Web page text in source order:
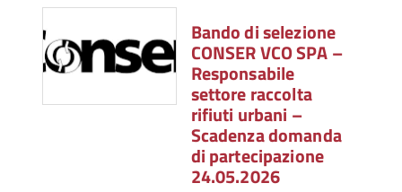
Bando di selezione
CONSER VCO SPA –
Responsabile
settore raccolta
rifiuti urbani –
Scadenza domanda
di partecipazione
24.05.2026